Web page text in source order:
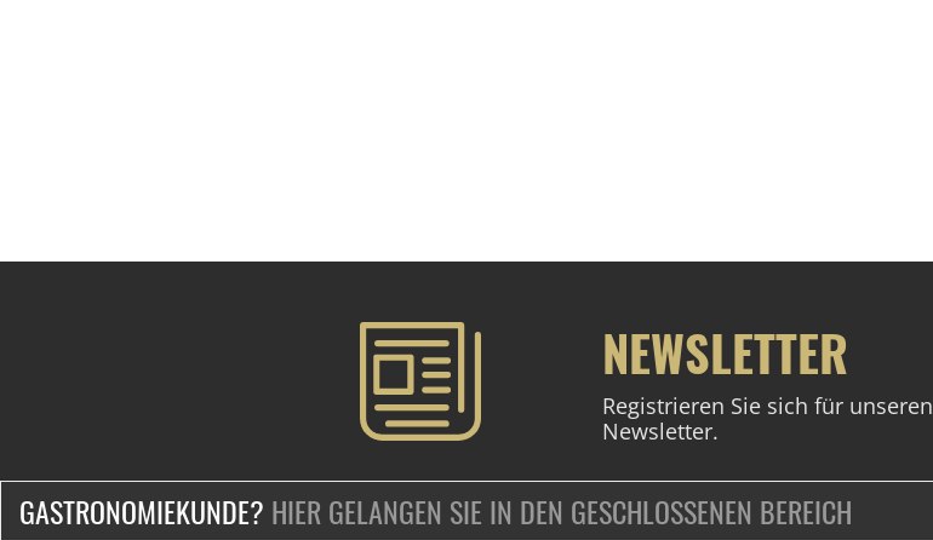
NEWSLETTER
Registrieren Sie sich für unseren
Newsletter.
GASTRONOMIEKUNDE? HIER GELANGEN SIE IN DEN GESCHLOSSENEN BEREICH